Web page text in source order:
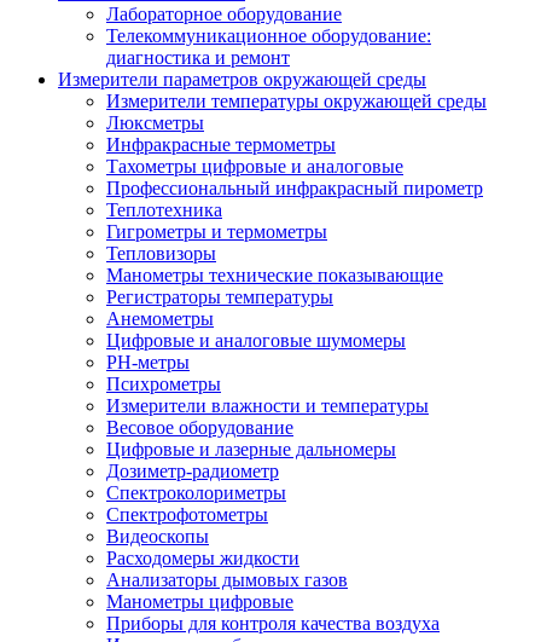
Лабораторное оборудование
Телекоммуникационное оборудование:
диагностика и ремонт
Измерители параметров окружающей среды
Измерители температуры окружающей среды
Люксметры
Инфракрасные термометры
Тахометры цифровые и аналоговые
Профессиональный инфракрасный пирометр
Теплотехника
Гигрометры и термометры
Тепловизоры
Манометры технические показывающие
Регистраторы температуры
Анемометры
Цифровые и аналоговые шумомеры
PH-метры
Психрометры
Измерители влажности и температуры
Весовое оборудование
Цифровые и лазерные дальномеры
Дозиметр-радиометр
Спектроколориметры
Спектрофотометры
Видеоскопы
Расходомеры жидкости
Анализаторы дымовых газов
Манометры цифровые
Приборы для контроля качества воздуха